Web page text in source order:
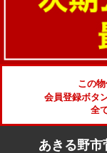
この
会員登録ボタ
全
あきる野市